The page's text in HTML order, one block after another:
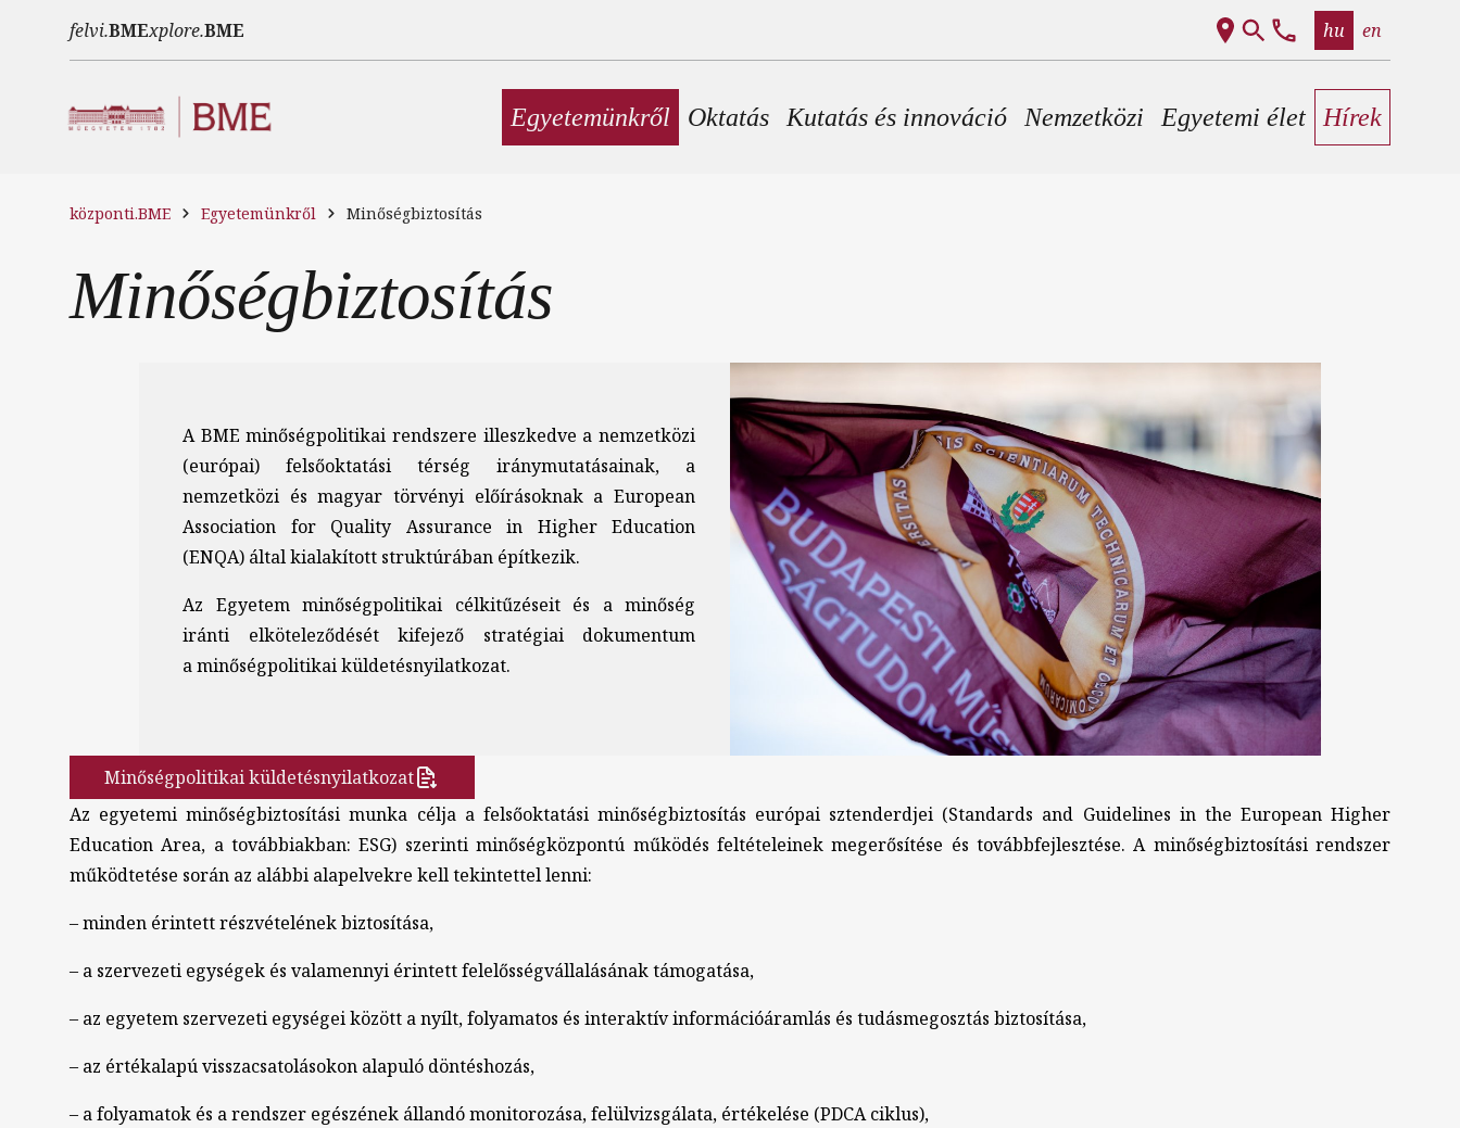
felvi.BMExplore.BME hu en
Fő navigáció
Egyetemünkről Oktatás Kutatás és innováció Nemzetközi Egyetemi élet Hírek
központi.BME Egyetemünkről Minőségbiztosítás
Minőségbiztosítás
A BME minőségpolitikai rendszere illeszkedve a nemzetközi
(európai) felsőoktatási térség iránymutatásainak, a
nemzetközi és magyar törvényi előírásoknak a European
Association for Quality Assurance in Higher Education
(ENQA) által kialakított struktúrában építkezik.
Az Egyetem minőségpolitikai célkitűzéseit és a minőség
iránti elköteleződését kifejező stratégiai dokumentum
a minőségpolitikai küldetésnyilatkozat.
Kép
Minőségpolitikai küldetésnyilatkozat
Az egyetemi minőségbiztosítási munka célja a felsőoktatási minőségbiztosítás európai sztenderdjei (Standards and Guidelines in the European Higher
Education Area, a továbbiakban: ESG) szerinti minőségközpontú működés feltételeinek megerősítése és továbbfejlesztése. A minőségbiztosítási rendszer
működtetése során az alábbi alapelvekre kell tekintettel lenni:
– minden érintett részvételének biztosítása,
– a szervezeti egységek és valamennyi érintett felelősségvállalásának támogatása,
– az egyetem szervezeti egységei között a nyílt, folyamatos és interaktív információáramlás és tudásmegosztás biztosítása,
– az értékalapú visszacsatolásokon alapuló döntéshozás,
– a folyamatok és a rendszer egészének állandó monitorozása, felülvizsgálata, értékelése (PDCA ciklus),